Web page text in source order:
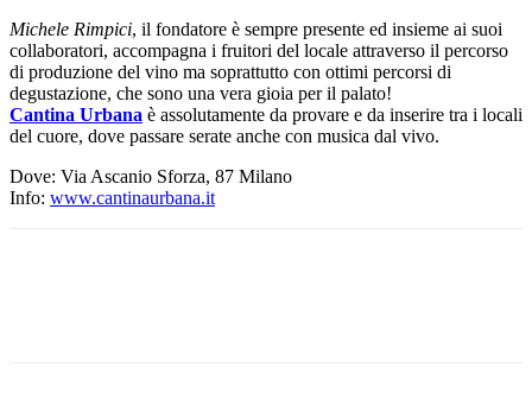
Michele Rimpici, il fondatore è sempre presente ed insieme ai suoi
collaboratori, accompagna i fruitori del locale attraverso il percorso
di produzione del vino ma soprattutto con ottimi percorsi di
degustazione, che sono una vera gioia per il palato!
Cantina Urbana è assolutamente da provare e da inserire tra i locali
del cuore, dove passare serate anche con musica dal vivo.
Dove: Via Ascanio Sforza, 87 Milano
Info: www.cantinaurbana.it